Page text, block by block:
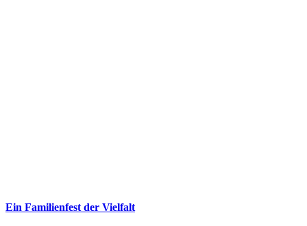
Ein Familienfest der Vielfalt